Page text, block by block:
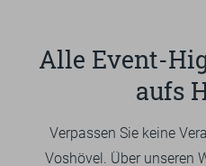
GUTSCHEINE &
EN
Suchbegriff
eingeben
Alle Event-
aufs
Verpassen Sie keine
Voshövel. Über unseren